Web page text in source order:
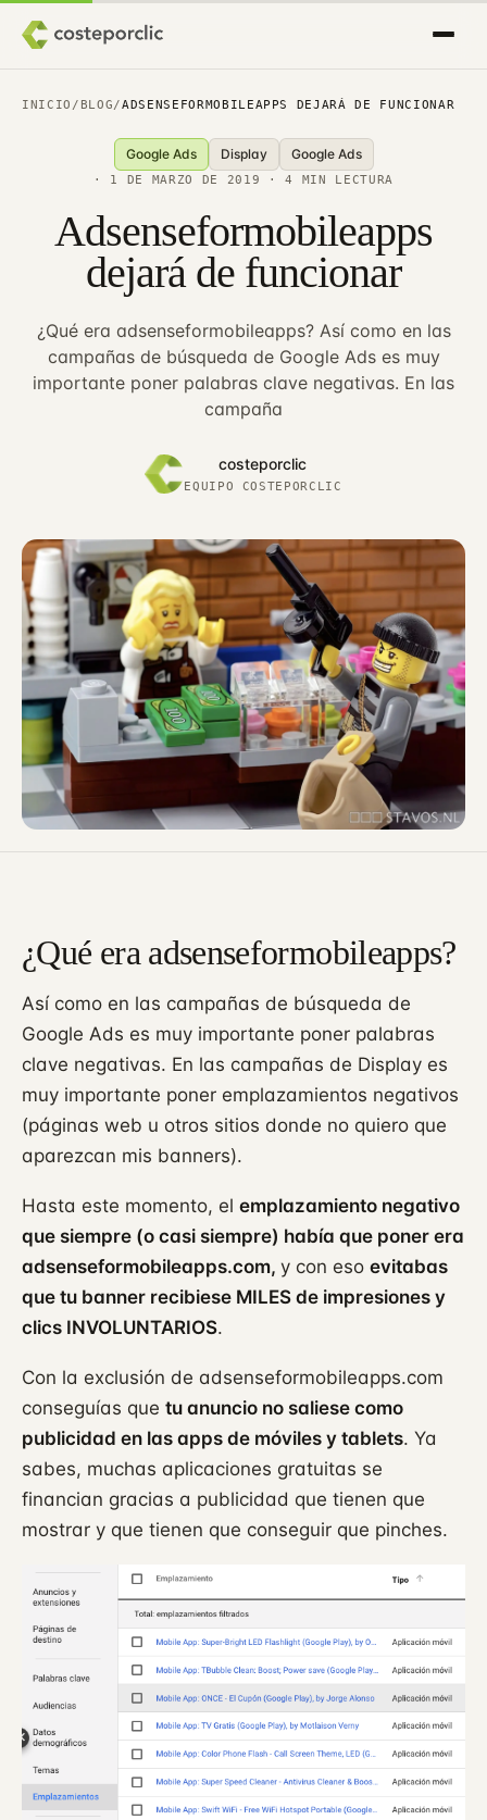
INICIO / BLOG/ADSENSEFORMOBILEAPPS DEJARÁ DE FUNCIONAR
Google Ads Display Google Ads
· 1 DE MARZO DE 2019 · 4 MIN LECTURA
Adsenseformobileapps
dejará de funcionar
¿Qué era adsenseformobileapps? Así como en las
campañas de búsqueda de Google Ads es muy
importante poner palabras clave negativas. En las
campaña
costeporclic
EQUIPO COSTEPORCLIC
¿Qué era adsenseformobileapps?
Así como en las campañas de búsqueda de
Google Ads es muy importante poner palabras
clave negativas. En las campañas de Display es
muy importante poner emplazamientos negativos
(páginas web u otros sitios donde no quiero que
aparezcan mis banners).
Hasta este momento, el emplazamiento negativo
que siempre (o casi siempre) había que poner era
adsenseformobileapps.com, y con eso evitabas
que tu banner recibiese MILES de impresiones y
clics INVOLUNTARIOS.
Con la exclusión de adsenseformobileapps.com
conseguías que tu anuncio no saliese como
publicidad en las apps de móviles y tablets. Ya
sabes, muchas aplicaciones gratuitas se
financian gracias a publicidad que tienen que
mostrar y que tienen que conseguir que pinches.